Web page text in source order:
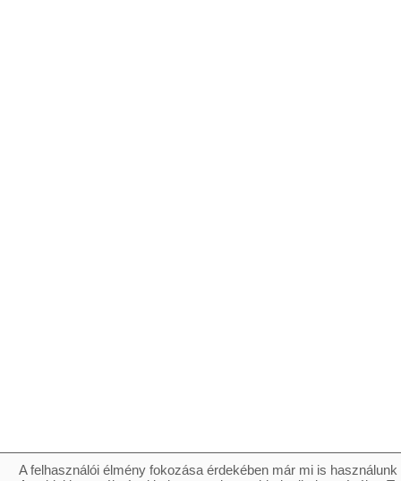
A felhasználói élmény fokozása érdekében már mi is